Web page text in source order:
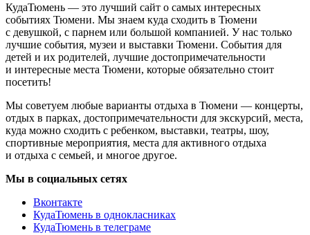
КудаТюмень — это лучший сайт о самых интересных
событиях Тюмени. Мы знаем куда сходить в Тюмени
с девушкой, с парнем или большой компанией. У нас только
лучшие события, музеи и выставки Тюмени. События для
детей и их родителей, лучшие достопримечательности
и интересные места Тюмени, которые обязательно стоит
посетить!
Мы советуем любые варианты отдыха в Тюмени — концерты,
отдых в парках, достопримечательности для экскурсий, места,
куда можно сходить с ребенком, выставки, театры, шоу,
спортивные мероприятия, места для активного отдыха
и отдыха с семьей, и многое другое.
Мы в социальных сетях
Вконтакте
КудаТюмень в однокласниках
КудаТюмень в телеграме